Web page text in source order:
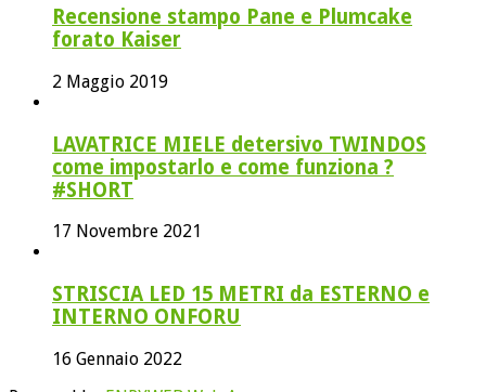
Recensione stampo Pane e Plumcake
forato Kaiser
2 Maggio 2019
LAVATRICE MIELE detersivo TWINDOS
come impostarlo e come funziona ?
#SHORT
17 Novembre 2021
STRISCIA LED 15 METRI da ESTERNO e
INTERNO ONFORU
16 Gennaio 2022